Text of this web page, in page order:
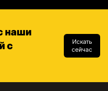
наши
с
Искать
сейчас